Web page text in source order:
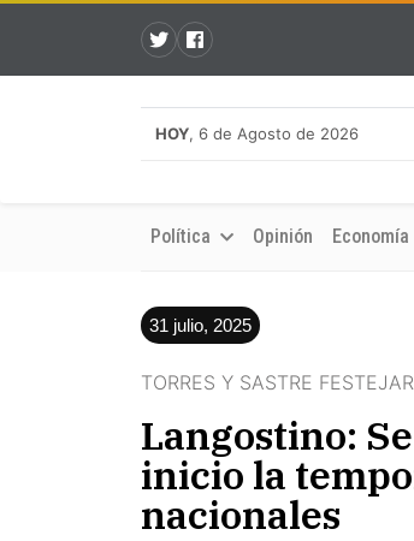
HOY, 6 de Agosto de 2026
Política Opinión Economía
31 julio, 2025
TORRES Y SASTRE
Langostino:
inicio la
nacionales